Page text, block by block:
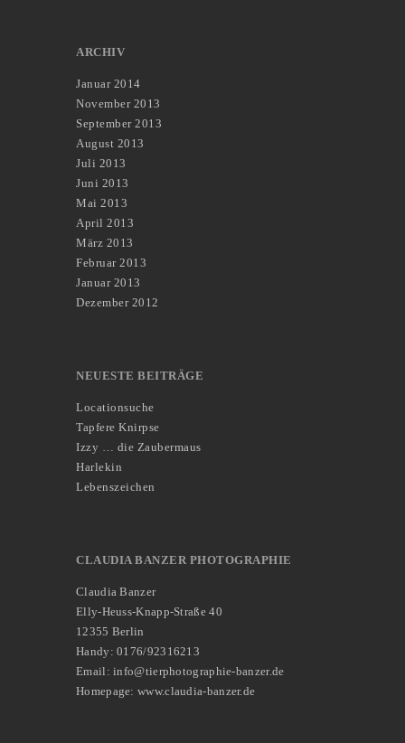
ARCHIV
Januar 2014
November 2013
September 2013
August 2013
Juli 2013
Juni 2013
Mai 2013
April 2013
März 2013
Februar 2013
Januar 2013
Dezember 2012
NEUESTE BEITRÄGE
Locationsuche
Tapfere Knirpse
Izzy … die Zaubermaus
Harlekin
Lebenszeichen
CLAUDIA BANZER PHOTOGRAPHIE
Claudia Banzer
Elly-Heuss-Knapp-Straße 40
12355 Berlin
Handy: 0176/92316213
Email: info@tierphotographie-banzer.de
Homepage: www.claudia-banzer.de